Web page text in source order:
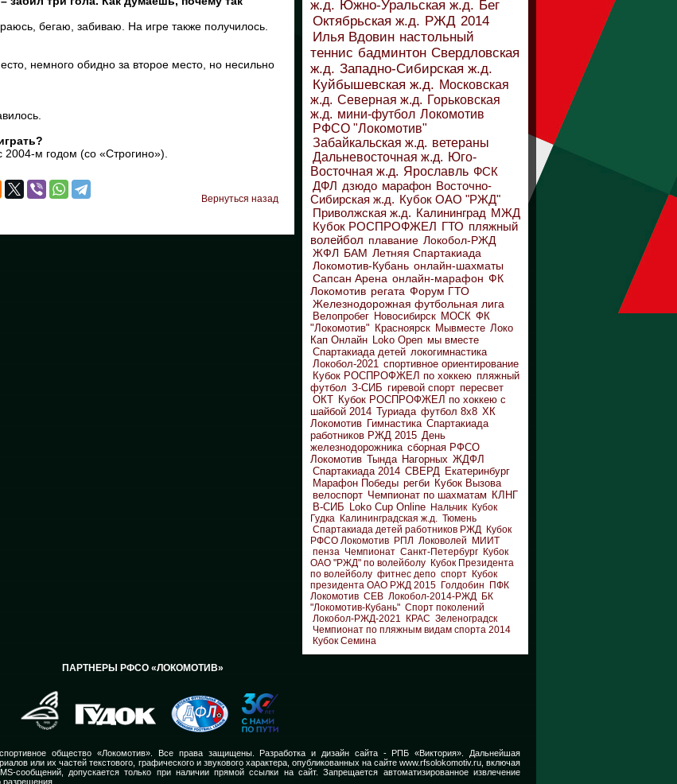
бегаю, забиваю. На игре также получилось.
немного обидно за второе место, но несильно
м годом (со «Строгино»).
Вернуться назад
ж.д. Южно-Уральская ж.д. Бег
Октябрьская ж.д. РЖД 2014
Илья Вдовин настольный
теннис бадминтон Свердловская
ж.д. Западно-Сибирская ж.д.
Куйбышевская ж.д. Московская
ж.д. Северная ж.д. Горьковская
ж.д. мини-футбол Локомотив
РФСО "Локомотив"
Забайкальская ж.д. ветераны
Дальневосточная ж.д. Юго-
Восточная ж.д. Ярославль ФСК
ДФЛ дзюдо марафон Восточно-
Сибирская ж.д. Кубок ОАО "РЖД"
Приволжская ж.д. Калининград МЖД
Кубок РОСПРОФЖЕЛ ГТО пляжный
волейбол плавание Локобол-РЖД
ЖФЛ БАМ Летняя Спартакиада
Локомотив-Кубань онлайн-шахматы
Сапсан Арена онлайн-марафон ФК
Локомотив регата Форум ГТО
Железнодорожная футбольная лига
Велопробег Новосибирск МОСК ФК
"Локомотив" Красноярск Мывместе Локо
Кап Онлайн Loko Open мы вместе
Спартакиада детей локогимнастика
Локобол-2021 спортивное ориентирование
Кубок РОСПРОФЖЕЛ по хоккею пляжный
футбол З-СИБ гиревой спорт пересвет
ОКТ Кубок РОСПРОФЖЕЛ по хоккею с
шайбой 2014 Туриада футбол 8х8 ХК
Локомотив Гимнастика Спартакиада
работников РЖД 2015 День
железнодорожника сборная РФСО
Локомотив Тында Нагорных ЖДФЛ
Спартакиада 2014 СВЕРД Екатеринбург
Марафон Победы регби Кубок Вызова
велоспорт Чемпионат по шахматам КЛНГ
В-СИБ Loko Cup Online Нальчик Кубок
Гудка Калининградская ж.д. Тюмень
Спартакиада детей работников РЖД Кубок
РФСО Локомотив РПЛ Локоволей
МИИТ
пенза Чемпионат Санкт-Петербург Кубок
ОАО "РЖД" по волейболу Кубок Президента
по волейболу фитнес депо спорт Кубок
президента ОАО РЖД 2015 Голдобин
ПФК
Локомотив СЕВ Локобол-2014-РЖД БК
"Локомотив-Кубань" Спорт поколений
Локобол-РЖД-2021
КРАС Зеленоградск
Чемпионат по пляжным видам спорта 2014
Кубок Семина
ПАРТНЕРЫ РФСО «ЛОКОМОТИВ»
спортивное общество «Локомотив». Все права защищены. Разработка и дизайн сайта - РПБ «Виктория».
Дальнейшая
или их частей текстового, графического и звукового характера, опубликованных на сайте www.rfsolokomotiv.ru, включая
сообщений, допускается только при наличии прямой ссылки на сайт. Запрещается автоматизированное извлечение